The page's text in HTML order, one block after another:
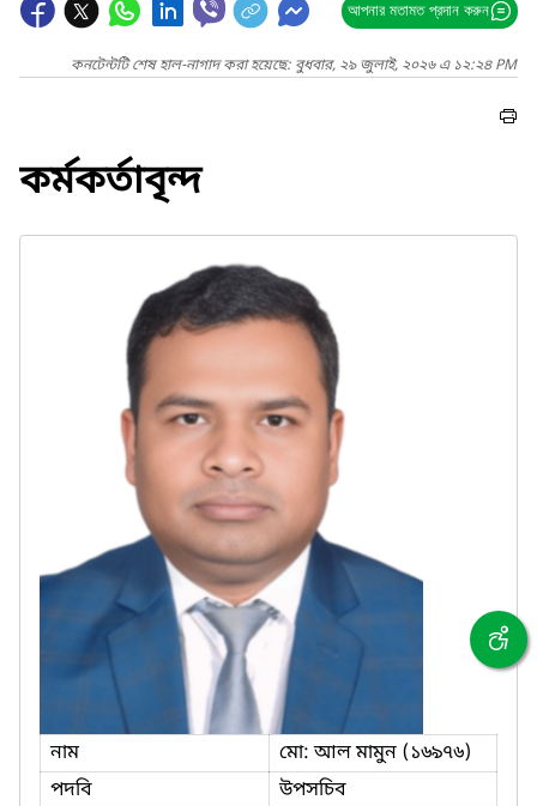
আপনার মতামত প্রদান করুন
কনটেন্টটি শেষ হাল-নাগাদ করা হয়েছে: বুধবার, ২৯ জুলাই, ২০২৬ এ ১২:২৪ PM
কর্মকর্তাবৃন্দ
নাম
মো: আল মামুন (১৬৯৭৬)
পদবি
উপসচিব